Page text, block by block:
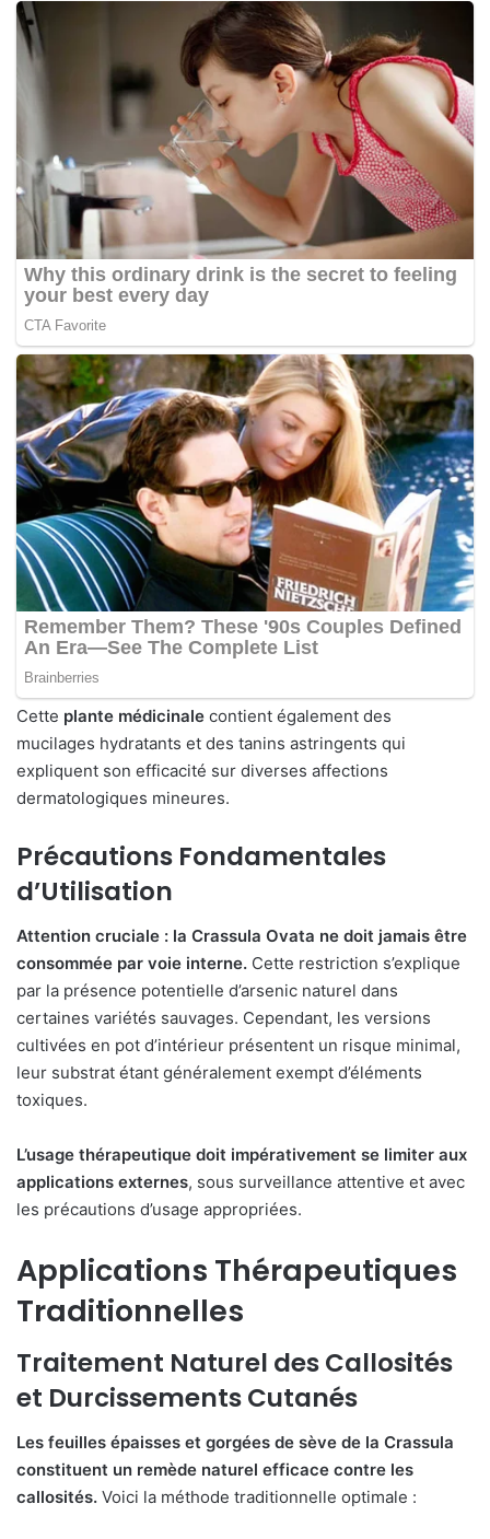
Cette plante médicinale contient également des
mucilages hydratants et des tanins astringents qui
expliquent son efficacité sur diverses affections
dermatologiques mineures.
Précautions Fondamentales
d’Utilisation
Attention cruciale : la Crassula Ovata ne doit jamais être
consommée par voie interne. Cette restriction s’explique
par la présence potentielle d’arsenic naturel dans
certaines variétés sauvages. Cependant, les versions
cultivées en pot d’intérieur présentent un risque minimal,
leur substrat étant généralement exempt d’éléments
toxiques.
L’usage thérapeutique doit impérativement se limiter aux
applications externes, sous surveillance attentive et avec
les précautions d’usage appropriées.
Applications Thérapeutiques
Traditionnelles
Traitement Naturel des Callosités
et Durcissements Cutanés
Les feuilles épaisses et gorgées de sève de la Crassula
constituent un remède naturel efficace contre les
callosités. Voici la méthode traditionnelle optimale :